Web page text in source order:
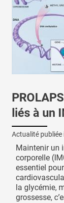
liés à un
Actualité publiée
Maintenir un
corporelle
essentiel
la glycémie,
grossesse,